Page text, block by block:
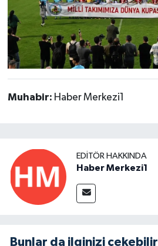
Muhabir: Haber Merkezi1
EDITÖR HAKKINDA
Haber Merkezi1
Bunlar da ilginizi çekebilir